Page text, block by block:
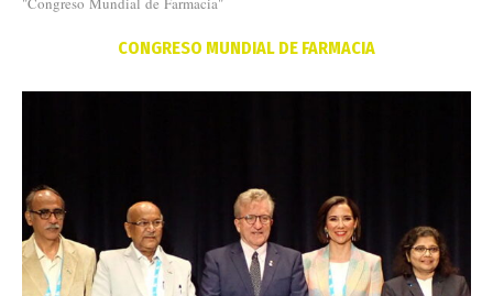
CONGRESO MUNDIAL DE FARMACIA